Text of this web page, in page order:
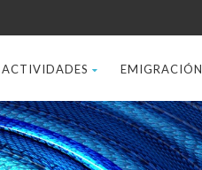
ACTIVIDADES EMIGRACIÓN